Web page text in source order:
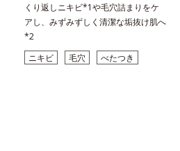
くり返しニキビ*1や毛穴詰まりをケ
アし、みずみずしく清潔な垢抜け肌へ
*2
ニキビ
毛穴 べたつき